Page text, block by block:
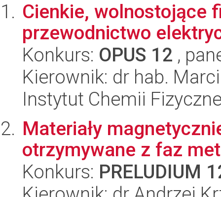
Cienkie, wolnostojące
przewodnictwo
Konkurs: OPUS 12 ,
Kierownik: dr hab.
Instytut Chemii
Materiały
otrzymywane z faz
Konkurs: PRELUDIUM